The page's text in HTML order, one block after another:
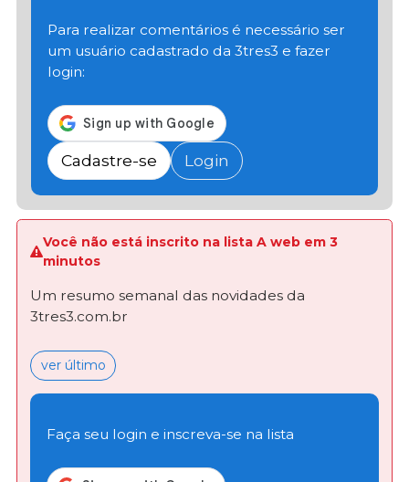
Para realizar comentários é necessário ser
um usuário cadastrado da 3tres3 e fazer
login:
Cadastre-se Login
Você não está inscrito na lista A web em 3
minutos
Um resumo semanal das novidades da
3tres3.com.br
ver último
Faça seu login e inscreva-se na lista